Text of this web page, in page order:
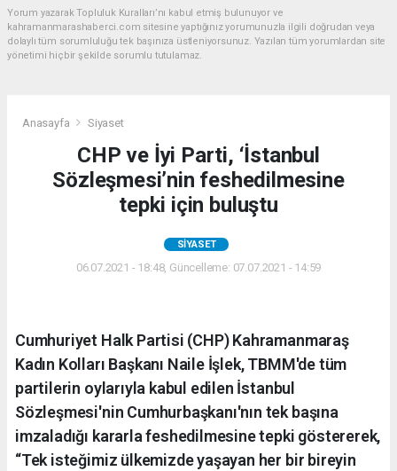
Yorum yazarak Topluluk Kuralları’nı kabul etmiş bulunuyor ve
kahramanmarashaberci.com sitesine yaptığınız yorumunuzla ilgili doğrudan veya
dolaylı tüm sorumluluğu tek başınıza üstleniyorsunuz. Yazılan tüm yorumlardan site
yönetimi hiçbir şekilde sorumlu tutulamaz.
Anasayfa Siyaset
CHP ve İyi Parti, ‘İstanbul
Sözleşmesi’nin feshedilmesine
tepki için buluştu
SIYASET
06.07.2021 - 18:48, Güncelleme: 07.07.2021 - 14:59
Cumhuriyet Halk Partisi (CHP) Kahramanmaraş
Kadın Kolları Başkanı Naile İşlek, TBMM'de tüm
partilerin oylarıyla kabul edilen İstanbul
Sözleşmesi'nin Cumhurbaşkanı'nın tek başına
imzaladığı kararla feshedilmesine tepki göstererek,
“Tek isteğimiz ülkemizde yaşayan her bir bireyin